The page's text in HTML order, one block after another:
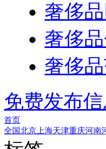
奢侈
奢侈
奢侈
免费发布
首页
全国北京 上海天津重庆河南